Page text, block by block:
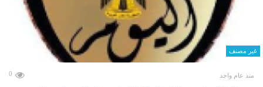
غير مصنف
منذ عام واحد 0